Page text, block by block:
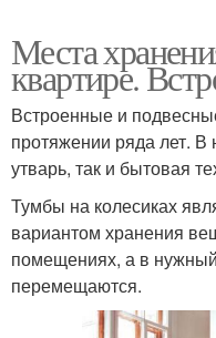
Места
квартире.
Встроенные и
протяжении ряда лет. В
утварь, так и бытовая
Тумбы на колесиках
вариантом хранения
помещениях, а в
перемещаются.